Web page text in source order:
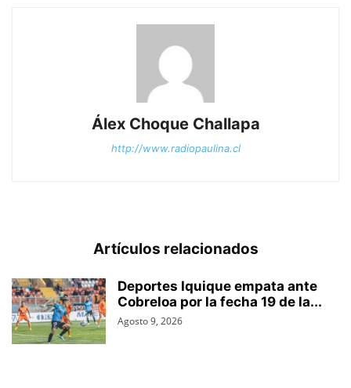
Álex Choque Challapa
http://www.radiopaulina.cl
Artículos relacionados
Deportes Iquique empata ante
Cobreloa por la fecha 19 de la...
Agosto 9, 2026